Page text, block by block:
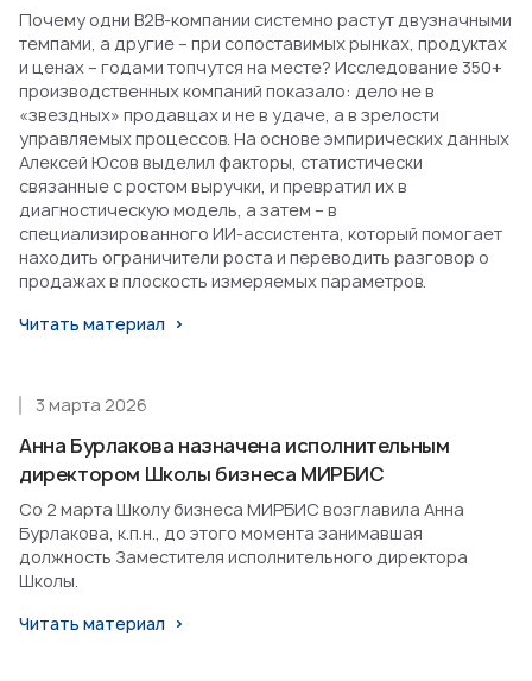
Почему одни B2B-компании системно растут двузначными
темпами, а другие – при сопоставимых рынках, продуктах
и ценах – годами топчутся на месте? Исследование 350+
производственных компаний показало: дело не в
«звездных» продавцах и не в удаче, а в зрелости
управляемых процессов. На основе эмпирических данных
Алексей Юсов выделил факторы, статистически
связанные с ростом выручки, и превратил их в
диагностическую модель, а затем – в
специализированного ИИ-ассистента, который помогает
находить ограничители роста и переводить разговор о
продажах в плоскость измеряемых параметров.
Читать материал
Анна Бурлакова назначена исполнительным
директором Школы бизнеса МИРБИС
3 марта 2026
Со 2 марта Школу бизнеса МИРБИС возглавила Анна
Бурлакова, к.п.н., до этого момента занимавшая
должность Заместителя исполнительного директора
Школы.
Читать материал